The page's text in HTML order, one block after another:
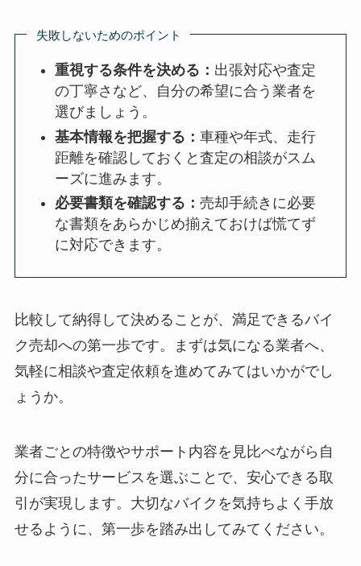
失敗しないためのポイント
重視する条件を決める： 出張対応や査定
の丁寧さなど、自分の希望に合う業者を
選びましょう。
基本情報を把握する：車種や年式、走行
距離を確認しておくと査定の相談がスム
ーズに進みます。
必要書類を確認する：売却手続きに必要
な書類をあらかじめ揃えておけば慌てず
に対応できます。
比較して納得して決めることが、満足できるバイ
ク売却への第一歩です。まずは気になる業者へ、
気軽に相談や査定依頼を進めてみてはいかがでし
ょうか。
業者ごとの特徴やサポート内容を見比べながら自
分に合ったサービスを選ぶことで、安心できる取
引が実現します。大切なバイクを気持ちよく手放
せるように、第一歩を踏み出してみてください。